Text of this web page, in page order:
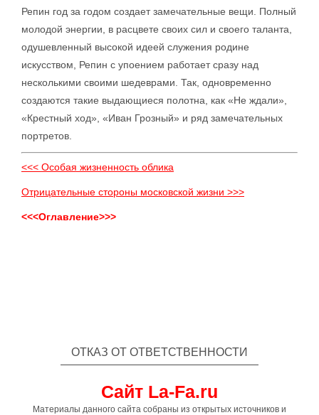
Репин год за годом создает замечательные вещи. Полный
молодой энергии, в расцвете своих сил и своего таланта,
одушевленный высокой идеей служения родине
искусством, Репин с упоением работает сразу над
несколькими своими шедеврами. Так, одновременно
создаются такие выдающиеся полотна, как «Не ждали»,
«Крестный ход», «Иван Грозный» и ряд замечательных
портретов.
<<< Особая жизненность облика
Отрицательные стороны московской жизни >>>
<<<Оглавление>>>
ОТКАЗ ОТ ОТВЕТСТВЕННОСТИ
Сайт La-Fa.ru
Материалы данного сайта собраны из открытых источников и